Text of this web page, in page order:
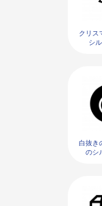
クリス
シ
白抜き
のシ